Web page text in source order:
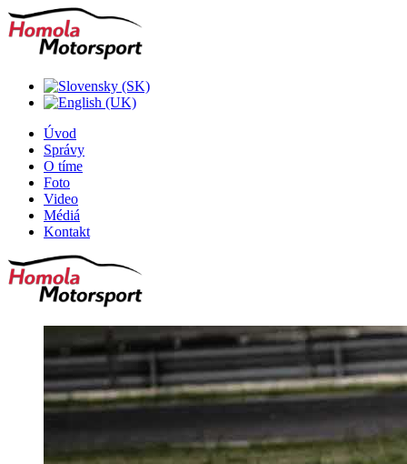
Úvod
Správy
O tíme
Foto
Video
Médiá
Kontakt